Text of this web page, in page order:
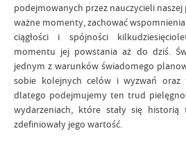
podejmowanych przez nauczycieli
ważne momenty, zachować
ciągłości i spójności
momentu jej powstania aż do dziś.
jednym z warunków świadomego
sobie kolejnych celów i wyzwań
dlatego podejmujemy ten trud
wydarzeniach, które stały się
zdefiniowały jego wartość.